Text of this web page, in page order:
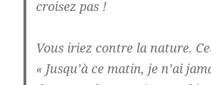
croisez pas !
Vous iriez contre la nature.
« Jusqu’à ce matin, je n’ai